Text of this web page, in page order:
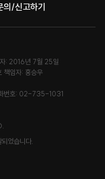
의/신고하기
: 2016년 7월 25일
책임자: 홍승우
번호: 02-735-1031
었습니다.